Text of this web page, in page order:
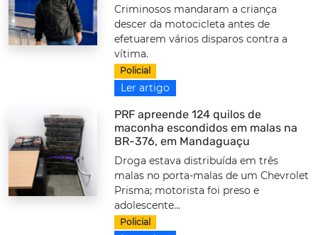
Criminosos mandaram a criança
descer da motocicleta antes de
efetuarem vários disparos contra a
vítima.
Policial
Ler artigo
PRF apreende 124 quilos de
maconha escondidos em malas na
BR-376, em Mandaguaçu
Droga estava distribuída em três
malas no porta-malas de um Chevrolet
Prisma; motorista foi preso e
adolescente...
Policial